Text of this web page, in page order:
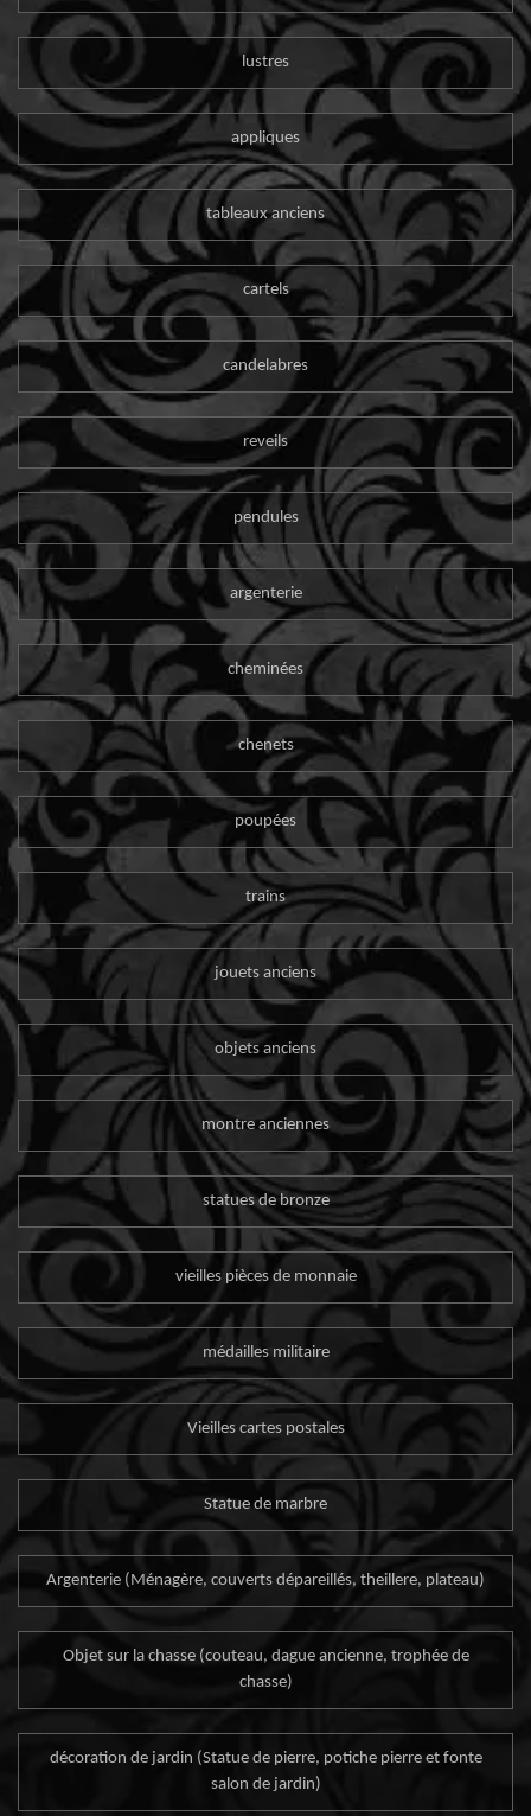
lustres
appliques
tableaux anciens
cartels
candelabres
reveils
pendules
argenterie
cheminées
chenets
poupées
trains
jouets anciens
objets anciens
montre anciennes
statues de bronze
vieilles pièces de monnaie
médailles militaire
Vieilles cartes postales
Statue de marbre
Argenterie (Ménagère, couverts dépareillés, theillere, plateau)
Objet sur la chasse (couteau, dague ancienne, trophée de
chasse)
décoration de jardin (Statue de pierre, potiche pierre et fonte
salon de jardin)